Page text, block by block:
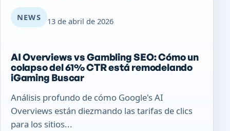
NEWS 13 de abril de 2026
AI Overviews vs Gambling SEO: Cómo un
colapso del 61% CTR está remodelando
iGaming Buscar
Análisis profundo de cómo Google's AI
Overviews están diezmando las tarifas de clics
para los sitios...